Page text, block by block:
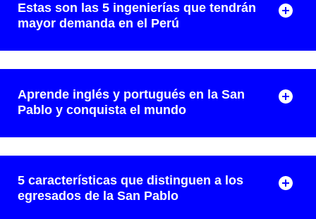
Estas son las 5 ingenierías que tendrán
mayor demanda en el Perú
Aprende inglés y portugués en la San
Pablo y conquista el mundo
5 características que distinguen a los
egresados de la San Pablo